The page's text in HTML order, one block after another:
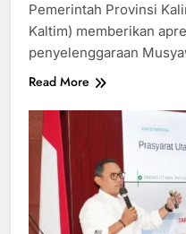
Pemerintah Provinsi
Kaltim) memberikan
penyelenggaraan
Read More